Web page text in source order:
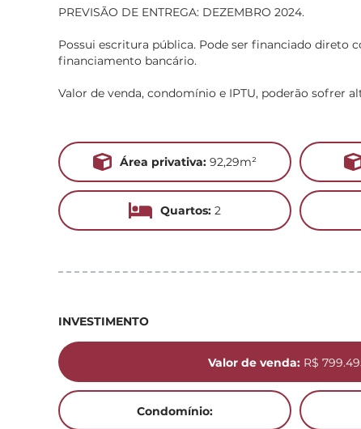
PREVISÃO DE ENTREGA: DEZEMBRO 2024.
Possui escritura pública. Pode ser financiado direto
financiamento bancário.
Valor de venda, condomínio e IPTU, poderão sofrer
Área privativa:92,29m²
Quartos:2
INVESTIMENTO
Valor de venda:R$
Condomínio: